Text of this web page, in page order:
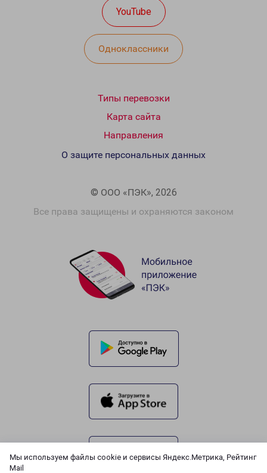
Мы используем файлы cookie и сервисы Яндекс.Метрика, Рейтинг
Mail
YouTube
Одноклассники
Типы перевозки
Карта сайта
Направления
© ООО «ПЭК», 2026
Все права защищены и охраняются законом
О защите персональных данных